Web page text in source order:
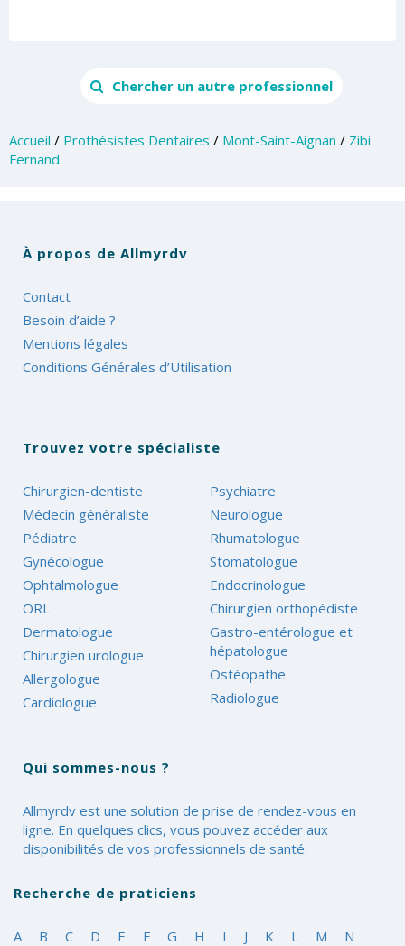
Chercher un autre professionnel
Accueil / Prothésistes Dentaires / Mont-Saint-Aignan / Zibi
Fernand
À propos de Allmyrdv
Contact
Besoin d’aide ?
Mentions légales
Conditions Générales d’Utilisation
Trouvez votre spécialiste
Chirurgien-dentiste
Médecin généraliste
Pédiatre
Gynécologue
Ophtalmologue
ORL
Dermatologue
Chirurgien urologue
Allergologue
Cardiologue
Psychiatre
Neurologue
Rhumatologue
Stomatologue
Endocrinologue
Chirurgien orthopédiste
Gastro-entérologue et
hépatologue
Ostéopathe
Radiologue
Qui sommes-nous ?
Allmyrdv est une solution de prise de rendez-vous en
ligne. En quelques clics, vous pouvez accéder aux
disponibilités de vos professionnels de santé.
Recherche de praticiens
A B C D E F G H I J K L M
N